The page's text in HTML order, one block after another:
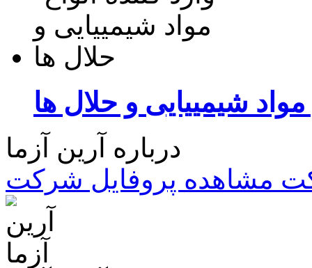
مواد شیمییایی و حلال ها
درباره آرین آزما
مشاهده پروفایل شرکت